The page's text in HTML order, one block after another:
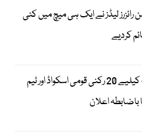
رائزرز لیڈز نے ایک ہی میچ میں کئی
کردیے
ہاکی ورلڈکپ کیلیے 20 رکنی قومی اسکواڈ اور ٹیم
اعلان